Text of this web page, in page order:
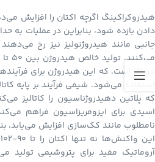
هیدروکراکینگ اگرچه اکتان را افزایش
دادن بازده شود، بنابراین در عملیات
جانبی مانند هیدروژنولیز نیز رخ
خوراک است، که این هیدروژن برای
استفاده می‌شود. شیمی فرآیند بر پایه
که پلاتین دهیدروژناسیون را کاتالیز
اسیدی برای ایزومریزاسیون فراهم
نامطلوب مانند کک‌سازی افزایش می‌یابد،
آروماتیک مفید برای پتروشیمی تولید